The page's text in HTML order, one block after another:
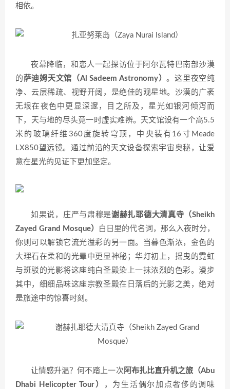
相依。
夜幕降临，和恋人一起探访位于阿尔瓦特巴南部沙漠
的 萨迪姆天文馆（Al Sadeem Astronomy）。这里夜空纯
净、云层稀疏、视野开阔，是绝佳的观星地。沙漠的广袤
无垠在夜色中更显深邃，目之所及，星光如银河倾泻而
下，天与地的尽头竟一时虚实难辨。天文馆设有一个高5.5
米的玻璃纤维360度旋转穹顶，中央装有16寸Meade
LX850望远镜。通过前沿的天文设备探索宇宙奥秘，让爱
意在星光的见证下更加坚定。
如果说，庄严与肃穆是谢赫扎耶德大清真寺（Sheikh
Zayed Grand Mosque）
白日里的代名词，那么入夜时分，
你则可以解锁它流光溢彩的另一面。当暮色渐浓，金色的
大理石在柔和的光晕中更显神秘；华灯初上，摇曳的霓虹
与斑驳的光影将这座纯白圣殿染上一抹浓烈的色彩。漫步
其中，细细品味这座宗教圣殿在日落后的光影之美，绝对
是旅途中的惊喜时刻。
让情感升温？何不踏上一次 阿布扎比直升机之旅（Abu
Dhabi Helicopter Tour）
，为生活偶尔加点奢侈的调味